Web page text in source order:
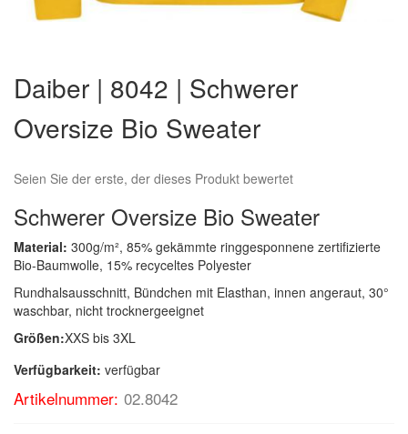
der
Bildergalerie
springen
Daiber | 8042 | Schwerer
Oversize Bio Sweater
Seien Sie der erste, der dieses Produkt bewertet
Schwerer Oversize Bio Sweater
Material: 300g/m², 85% gekämmte ringgesponnene zertifizierte
Bio-Baumwolle, 15% recyceltes Polyester
Rundhalsausschnitt, Bündchen mit Elasthan, innen angeraut, 30°
waschbar, nicht trocknergeeignet
Größen:XXS bis 3XL
Verfügbarkeit: verfügbar
Artikelnummer: 02.8042